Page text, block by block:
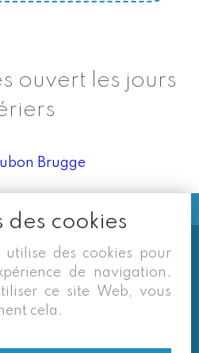
ouvert les jours
derden sites
een tarief dat niet meer
de prijzen op onze eigen
daar geafficheerde prijzen
des cookies
utilise des cookies pour
de navigation.
ce site Web, vous
cela.